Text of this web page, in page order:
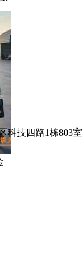
科技四路1栋803室